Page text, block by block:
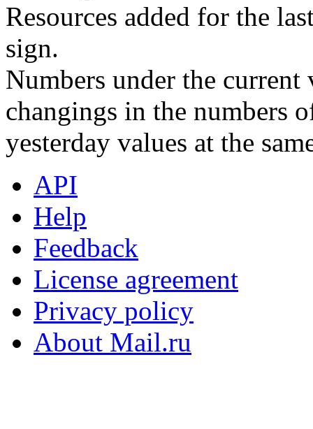
Resources added for the
sign.
Numbers under the
changings in the numbers
yesterday values at the
API
Help
Feedback
License agreement
Privacy policy
About Mail.ru